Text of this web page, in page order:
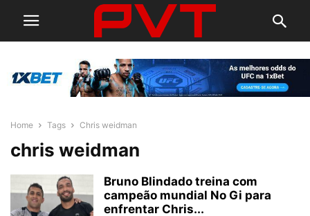
Home Tags Chris weidman
chris weidman
Bruno Blindado treina com
campeão mundial No Gi para
enfrentar Chris...